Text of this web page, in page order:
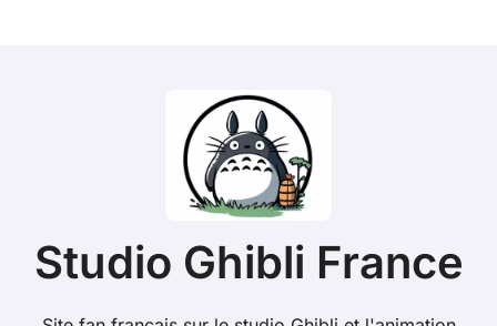
Studio Ghibli France